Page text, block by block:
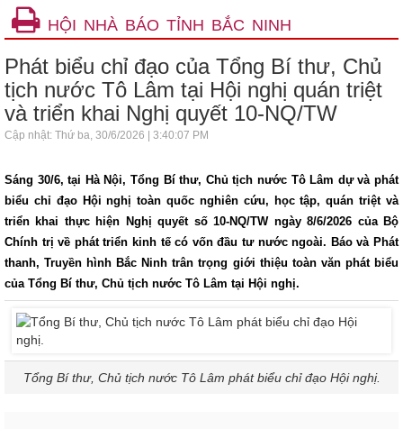
HỘI NHÀ BÁO TỈNH BẮC NINH
Phát biểu chỉ đạo của Tổng Bí thư, Chủ
tịch nước Tô Lâm tại Hội nghị quán triệt
và triển khai Nghị quyết 10-NQ/TW
Cập nhật: Thứ ba, 30/6/2026 | 3:40:07 PM
Sáng 30/6, tại Hà Nội, Tổng Bí thư, Chủ tịch nước Tô Lâm dự và phát
biểu chỉ đạo Hội nghị toàn quốc nghiên cứu, học tập, quán triệt và
triển khai thực hiện Nghị quyết số 10-NQ/TW ngày 8/6/2026 của Bộ
Chính trị về phát triển kinh tế có vốn đầu tư nước ngoài. Báo và Phát
thanh, Truyền hình Bắc Ninh trân trọng giới thiệu toàn văn phát biểu
của Tổng Bí thư, Chủ tịch nước Tô Lâm tại Hội nghị.
Tổng Bí thư, Chủ tịch nước Tô Lâm phát biểu chỉ đạo Hội nghị.